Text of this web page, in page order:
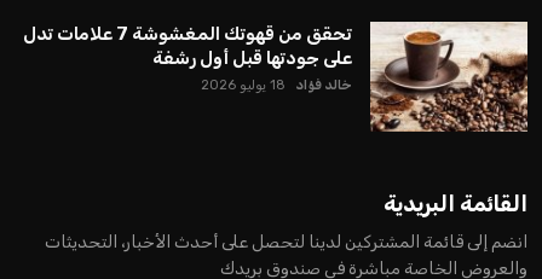
تحقق من قهوتك المغشوشة 7 علامات تدل
على جودتها قبل أول رشفة
خالد فؤاد 18 يوليو 2026
القائمة البريدية
انضم إلى قائمة المشتركين لدينا لتحصل على أحدث الأخبار، التحديثات
والعروض الخاصة مباشرة في صندوق بريدك